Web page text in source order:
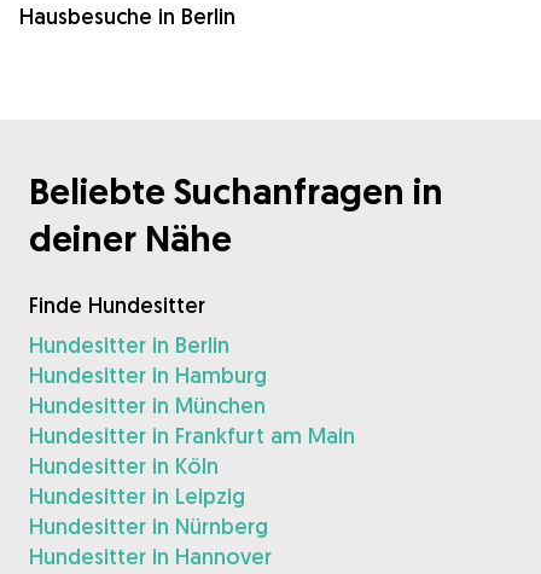
Hausbesuche in Berlin
Beliebte Suchanfragen in
deiner Nähe
Finde Hundesitter
Hundesitter in Berlin
Hundesitter in Hamburg
Hundesitter in München
Hundesitter in Frankfurt am Main
Hundesitter in Köln
Hundesitter in Leipzig
Hundesitter in Nürnberg
Hundesitter in Hannover